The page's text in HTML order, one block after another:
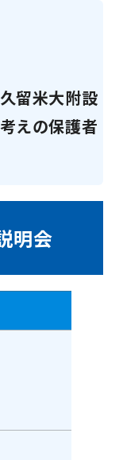
留米大附設
えの保護者
明会